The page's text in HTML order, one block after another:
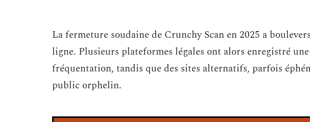
La fermeture soudaine de Crunchy Scan en 2025 a
ligne. Plusieurs plateformes légales ont alors enregistré
fréquentation, tandis que des sites alternatifs, parfois
public orphelin.